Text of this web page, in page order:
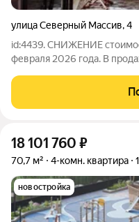
улица Северный Массив,4
id:4439. СНИЖЕНИЕ
февраля 2026 года. В
г. Батайска. В шаговой
клубы, детский
18 101 760 ₽
70,7 м² 4-комн. квартира
новостройка